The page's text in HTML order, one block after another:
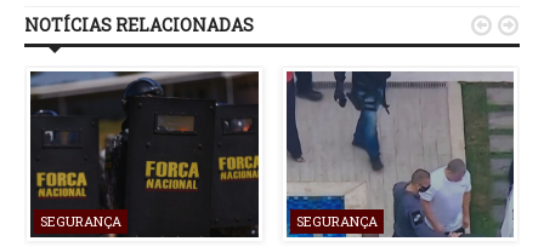
NOTÍCIAS RELACIONADAS
SEGURANÇA SEGURANÇA
 